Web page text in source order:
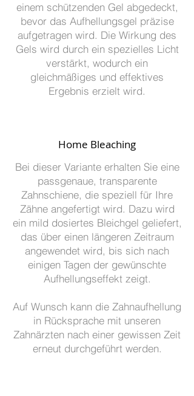
einem schützenden Gel abgedeckt,
bevor das Aufhellungsgel präzise
aufgetragen wird. Die Wirkung des
Gels wird durch ein spezielles Licht
verstärkt, wodurch ein
gleichmäßiges und effektives
Ergebnis erzielt wird.
Home Bleaching
Bei dieser Variante erhalten Sie eine
passgenaue, transparente
Zahnschiene, die speziell für Ihre
Zähne angefertigt wird. Dazu wird
ein mild dosiertes Bleichgel geliefert,
das über einen längeren Zeitraum
angewendet wird, bis sich nach
einigen Tagen der gewünschte
Aufhellungseffekt zeigt.
Auf Wunsch kann die Zahnaufhellung
in Rücksprache mit unseren
Zahnärzten nach einer gewissen Zeit
erneut durchgeführt werden.